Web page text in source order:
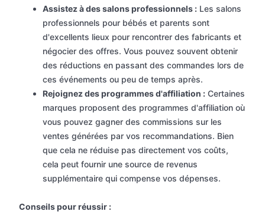
Assistez à des salons professionnels : Les salons
professionnels pour bébés et parents sont
d'excellents lieux pour rencontrer des fabricants et
négocier des offres. Vous pouvez souvent obtenir
des réductions en passant des commandes lors de
ces événements ou peu de temps après.
Rejoignez des programmes d'affiliation : Certaines
marques proposent des programmes d'affiliation où
vous pouvez gagner des commissions sur les
ventes générées par vos recommandations. Bien
que cela ne réduise pas directement vos coûts,
cela peut fournir une source de revenus
supplémentaire qui compense vos dépenses.
Conseils pour réussir :